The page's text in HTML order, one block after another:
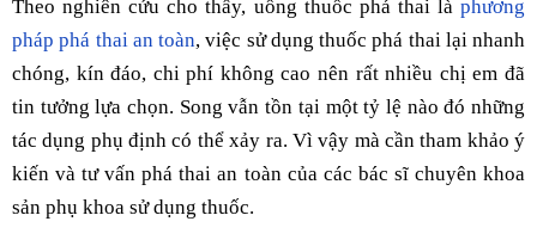
Theo nghiên cứu cho thấy, uống thuốc phá thai là phương
pháp phá thai an toàn, việc sử dụng thuốc phá thai lại nhanh
chóng, kín đáo, chi phí không cao nên rất nhiều chị em đã
tin tưởng lựa chọn. Song vẫn tồn tại một tỷ lệ nào đó những
tác dụng phụ định có thể xảy ra. Vì vậy mà cần tham khảo ý
kiến và tư vấn phá thai an toàn của các bác sĩ chuyên khoa
sản phụ khoa sử dụng thuốc.